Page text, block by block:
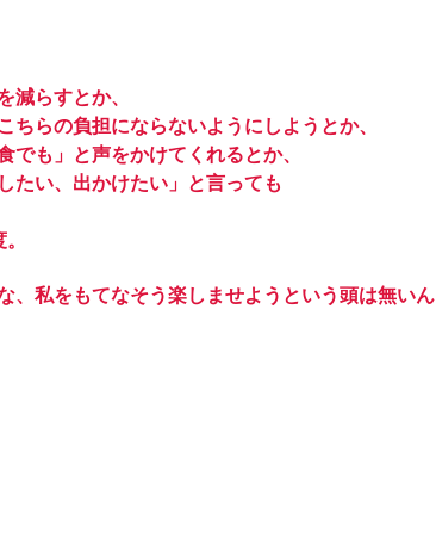
減らすとか、
らの負担にならないようにしようとか、
も」と声をかけてくれるとか、
たい、出かけたい」と言っても
、私をもてなそう楽しませようという頭は無いん